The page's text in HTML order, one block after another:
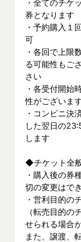
・全てのチケ
券となります
・予約購入１
可
・各回で上限
る可能性もご
さい
・各受付開始
性がございま
・コンビニ決
した翌日の
します
◆チケット全
・購入後の券
切の変更はで
・営利目的の
（転売目的の
せられる場合
また、譲渡、